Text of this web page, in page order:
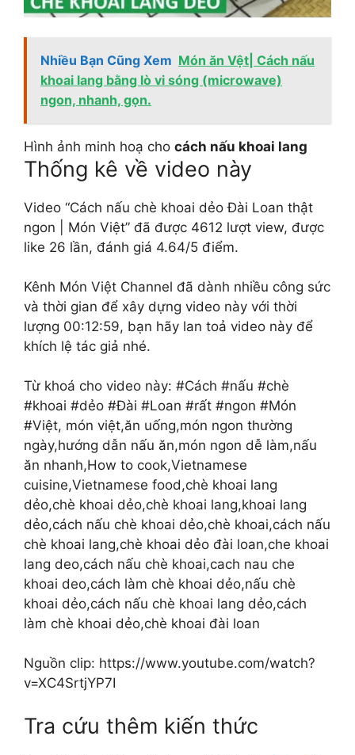
Nhiều Bạn Cũng Xem Món ăn Vệt| Cách nấu
khoai lang bằng lò vi sóng (microwave)
ngon, nhanh, gọn.
Hình ảnh minh hoạ cho cách nấu khoai lang
Thống kê về video này
Video “Cách nấu chè khoai dẻo Đài Loan thật
ngon | Món Việt” đã được 4612 lượt view, được
like 26 lần, đánh giá 4.64/5 điểm.
Kênh Món Việt Channel đã dành nhiều công sức
và thời gian để xây dựng video này với thời
lượng 00:12:59, bạn hãy lan toả video này để
khích lệ tác giả nhé.
Từ khoá cho video này: #Cách #nấu #chè
#khoai #dẻo #Đài #Loan #rất #ngon #Món
#Việt, món việt,ăn uống,món ngon thường
ngày,hướng dẫn nấu ăn,món ngon dễ làm,nấu
ăn nhanh,How to cook,Vietnamese
cuisine,Vietnamese food,chè khoai lang
dẻo,chè khoai dẻo,chè khoai lang,khoai lang
dẻo,cách nấu chè khoai dẻo,chè khoai,cách nấu
chè khoai lang,chè khoai dẻo đài loan,che khoai
lang deo,cách nấu chè khoai,cach nau che
khoai deo,cách làm chè khoai dẻo,nấu chè
khoai dẻo,cách nấu chè khoai lang dẻo,cách
làm chè khoai dẻo,chè khoai đài loan
Nguồn clip: https://www.youtube.com/watch?
v=XC4SrtjYP7I
Tra cứu thêm kiến thức